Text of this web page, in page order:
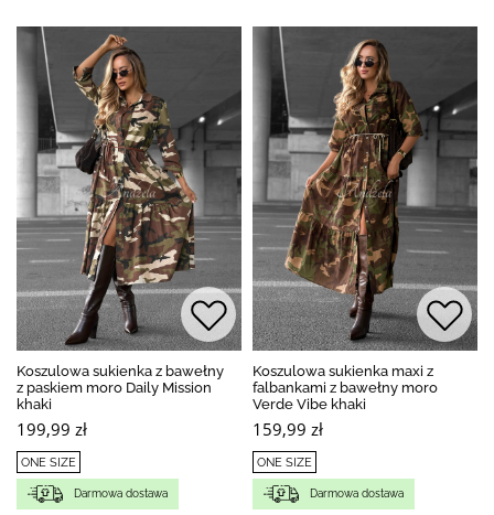
Koszulowa sukienka z bawełny
z paskiem moro Daily Mission
khaki
199,99 zł
ONE SIZE
Darmowa dostawa
Koszulowa sukienka maxi z
falbankami z bawełny moro
Verde Vibe khaki
159,99 zł
ONE SIZE
Darmowa dostawa